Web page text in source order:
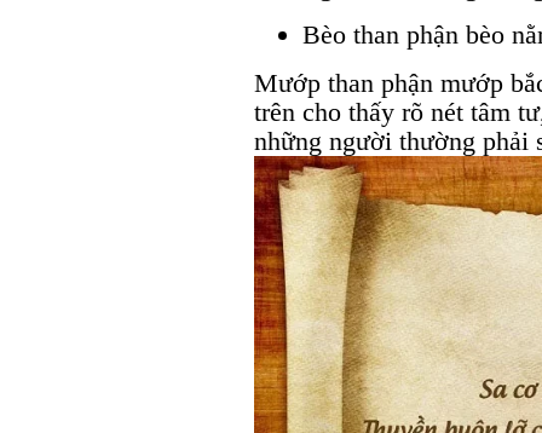
Bèo than phận bèo
Mướp than phận mướp
trên cho thấy rõ nét tâm
những người thường phải